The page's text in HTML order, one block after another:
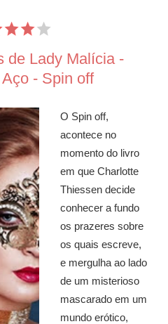
de Lady Malícia -
- Spin off
O Spin off,
acontece no
momento do livro
em que Charlotte
Thiessen decide
conhecer a fundo
os prazeres sobre
os quais escreve,
e mergulha ao lado
de um misterioso
mascarado em um
mundo erótico,